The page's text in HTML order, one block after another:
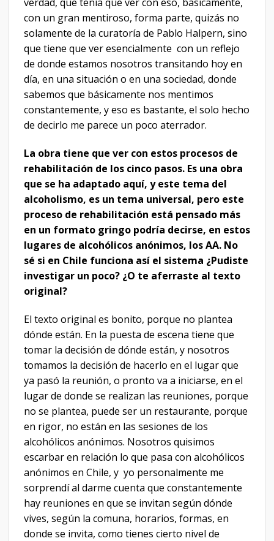
con un gran mentiroso, forma parte, quizás no
solamente de la curatoría de Pablo Halpern, sino
que tiene que ver esencialmente con un reflejo
de donde estamos nosotros transitando hoy en
día, en una situación o en una sociedad, donde
sabemos que básicamente nos mentimos
constantemente, y eso es bastante, el solo hecho
de decirlo me parece un poco aterrador.
La obra tiene que ver con estos procesos de
rehabilitación de los cinco pasos. Es una obra
que se ha adaptado aquí, y este tema del
alcoholismo, es un tema universal, pero este
proceso de rehabilitación está pensado más
en un formato gringo podría decirse, en estos
lugares de alcohólicos anónimos, los AA. No
sé si en Chile funciona así el sistema ¿Pudiste
investigar un poco? ¿O te aferraste al texto
original?
El texto original es bonito, porque no plantea
dónde están. En la puesta de escena tiene que
tomar la decisión de dónde están, y nosotros
tomamos la decisión de hacerlo en el lugar que
ya pasó la reunión, o pronto va a iniciarse, en el
lugar de donde se realizan las reuniones, porque
no se plantea, puede ser un restaurante, porque
en rigor, no están en las sesiones de los
alcohólicos anónimos. Nosotros quisimos
escarbar en relación lo que pasa con alcohólicos
anónimos en Chile, y yo personalmente me
sorprendí al darme cuenta que constantemente
hay reuniones en que se invitan según dónde
vives, según la comuna, horarios, formas, en
donde se invita, como tienes cierto nivel de